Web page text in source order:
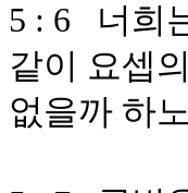
5 : 6 너희
같이 요셉
없을까 하